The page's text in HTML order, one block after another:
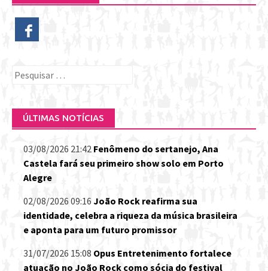
Pesquisar
ÚLTIMAS NOTÍCIAS
03/08/2026 21:42 Fenômeno do sertanejo, Ana
Castela fará seu primeiro show solo em Porto
Alegre
02/08/2026 09:16 João Rock reafirma sua
identidade, celebra a riqueza da música brasileira
e aponta para um futuro promissor
31/07/2026 15:08 Opus Entretenimento fortalece
atuação no João Rock como sócia do festival